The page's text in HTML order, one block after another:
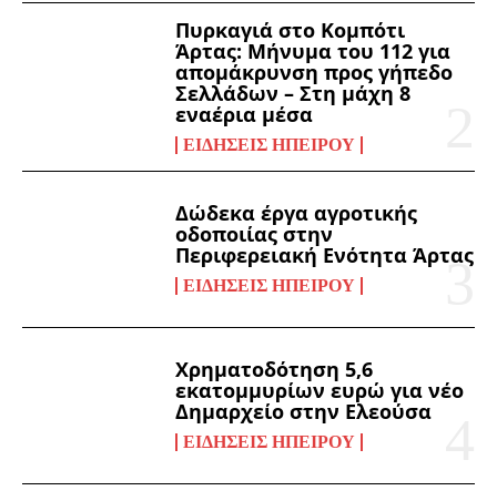
Πυρκαγιά στο Κομπότι
Άρτας: Μήνυμα του 112 για
απομάκρυνση προς γήπεδο
Σελλάδων – Στη μάχη 8
εναέρια μέσα
ΕΙΔΉΣΕΙΣ ΗΠΕΊΡΟΥ
Δώδεκα έργα αγροτικής
οδοποιίας στην
Περιφερειακή Ενότητα Άρτας
ΕΙΔΉΣΕΙΣ ΗΠΕΊΡΟΥ
Χρηματοδότηση 5,6
εκατομμυρίων ευρώ για νέο
Δημαρχείο στην Ελεούσα
ΕΙΔΉΣΕΙΣ ΗΠΕΊΡΟΥ